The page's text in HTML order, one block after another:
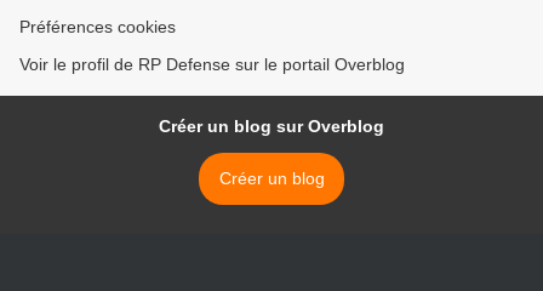
Préférences cookies
Voir le profil de RP Defense sur le portail Overblog
Créer un blog sur Overblog
Créer un blog